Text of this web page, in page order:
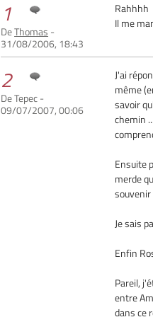
1
DeThomas -
31/08/2006, 18:43
Rahhhh
Il me
2
De Tepec -
09/07/2007, 00:06
J'ai
même
savoir
chemin
Ensuite
merde
Je sais
Enfin
Pareil,
entre
dans ce